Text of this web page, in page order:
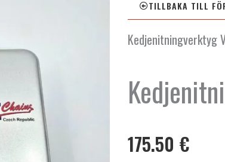
TILLBAKA TILL
Kedjenitningverktyg
175.50 €